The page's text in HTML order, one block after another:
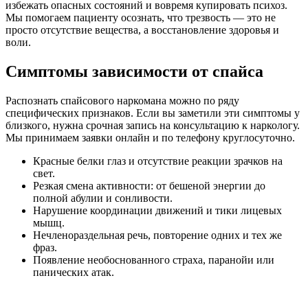
избежать опасных состояний и вовремя купировать психоз.
Мы помогаем пациенту осознать, что трезвость — это не
просто отсутствие вещества, а восстановление здоровья и
воли.
Симптомы зависимости от спайса
Распознать спайсового наркомана можно по ряду
специфических признаков. Если вы заметили эти симптомы у
близкого, нужна срочная запись на консультацию к наркологу.
Мы принимаем заявки онлайн и по телефону круглосуточно.
Красные белки глаз и отсутствие реакции зрачков на
свет.
Резкая смена активности: от бешеной энергии до
полной абулии и сонливости.
Нарушение координации движений и тики лицевых
мышц.
Нечленораздельная речь, повторение одних и тех же
фраз.
Появление необоснованного страха, паранойи или
панических атак.